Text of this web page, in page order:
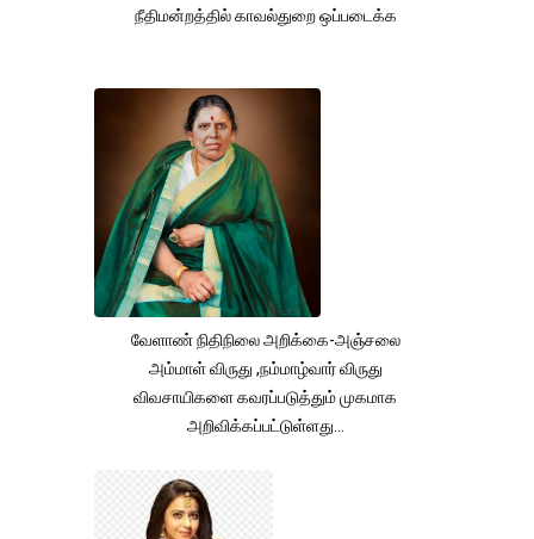
நீதிமன்றத்தில் காவல்துறை ஒப்படைக்க
வேளாண் நிதிநிலை அறிக்கை-அஞ்சலை
அம்மாள் விருது ,நம்மாழ்வார் விருது
விவசாயிகளை கவரப்படுத்தும் முகமாக
அறிவிக்கப்பட்டுள்ளது...